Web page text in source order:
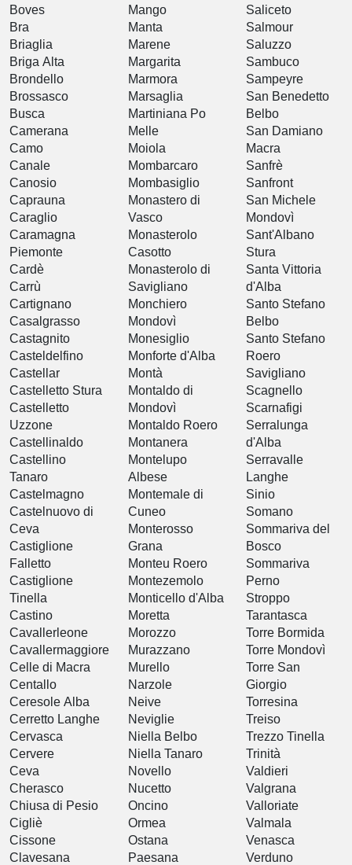
Boves
Bra
Briaglia
Briga Alta
Brondello
Brossasco
Busca
Camerana
Camo
Canale
Canosio
Caprauna
Caraglio
Caramagna
Piemonte
Cardè
Carrù
Cartignano
Casalgrasso
Castagnito
Casteldelfino
Castellar
Castelletto Stura
Castelletto
Uzzone
Castellinaldo
Castellino
Tanaro
Castelmagno
Castelnuovo di
Ceva
Castiglione
Falletto
Castiglione
Tinella
Castino
Cavallerleone
Cavallermaggiore
Celle di Macra
Centallo
Ceresole Alba
Cerretto Langhe
Cervasca
Cervere
Ceva
Cherasco
Chiusa di Pesio
Cigliè
Cissone
Clavesana
Mango
Manta
Marene
Margarita
Marmora
Marsaglia
Martiniana Po
Melle
Moiola
Mombarcaro
Mombasiglio
Monastero di
Vasco
Monasterolo
Casotto
Monasterolo di
Savigliano
Monchiero
Mondovì
Monesiglio
Monforte d'Alba
Montà
Montaldo di
Mondovì
Montaldo Roero
Montanera
Montelupo
Albese
Montemale di
Cuneo
Monterosso
Grana
Monteu Roero
Montezemolo
Monticello d'Alba
Moretta
Morozzo
Murazzano
Murello
Narzole
Neive
Neviglie
Niella Belbo
Niella Tanaro
Novello
Nucetto
Oncino
Ormea
Ostana
Paesana
Saliceto
Salmour
Saluzzo
Sambuco
Sampeyre
San Benedetto
Belbo
San Damiano
Macra
Sanfrè
Sanfront
San Michele
Mondovì
Sant'Albano
Stura
Santa Vittoria
d'Alba
Santo Stefano
Belbo
Santo Stefano
Roero
Savigliano
Scagnello
Scarnafigi
Serralunga
d'Alba
Serravalle
Langhe
Sinio
Somano
Sommariva del
Bosco
Sommariva
Perno
Stroppo
Tarantasca
Torre Bormida
Torre Mondovì
Torre San
Giorgio
Torresina
Treiso
Trezzo Tinella
Trinità
Valdieri
Valgrana
Valloriate
Valmala
Venasca
Verduno